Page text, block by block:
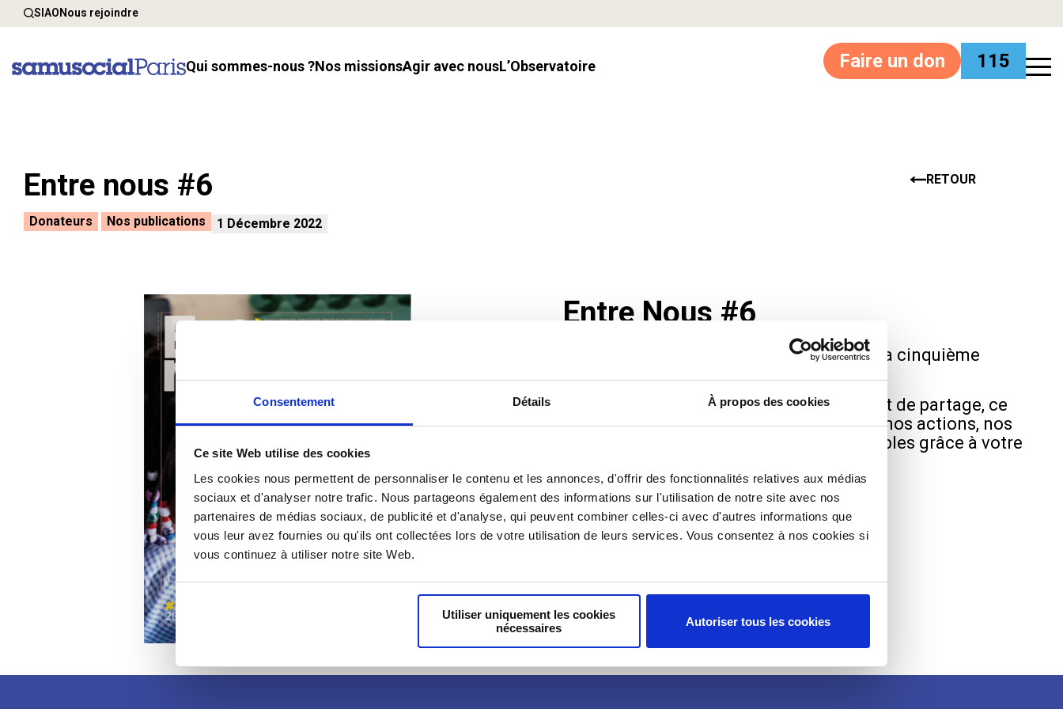
Consentement Détails À propos des cookies
Ce site Web utilise des cookies
Les cookies nous permettent de personnaliser le contenu et les annonces, d'offrir des fonctionnalités relatives aux médias
sociaux et d'analyser notre trafic. Nous partageons également des informations sur l'utilisation de notre site avec nos
partenaires de médias sociaux, de publicité et d'analyse, qui peuvent combiner celles-ci avec d'autres informations que
vous leur avez fournies ou qu'ils ont collectées lors de votre utilisation de leurs services. Vous consentez à nos cookies si
vous continuez à utiliser notre site Web.
Utiliser uniquement les cookies
nécessaires
Autoriser tous les cookies
SIAONous rejoindre
Qui sommes-nous ? Nos missions Agir avec nous l’Observatoire Faire un don 115
Entre nous #6 RETOUR
Donateurs Nos publications 1 Décembre 2022
Entre Nous #6
Nous sommes heureux de vous dévoiler la cinquième
Pensé comme un espace d’information et de partage, ce
magazine vous propose un éclairage sur nos actions, nos
engagements et les projets rendus possibles grâce à votre
Retrouvez cette sixième édition